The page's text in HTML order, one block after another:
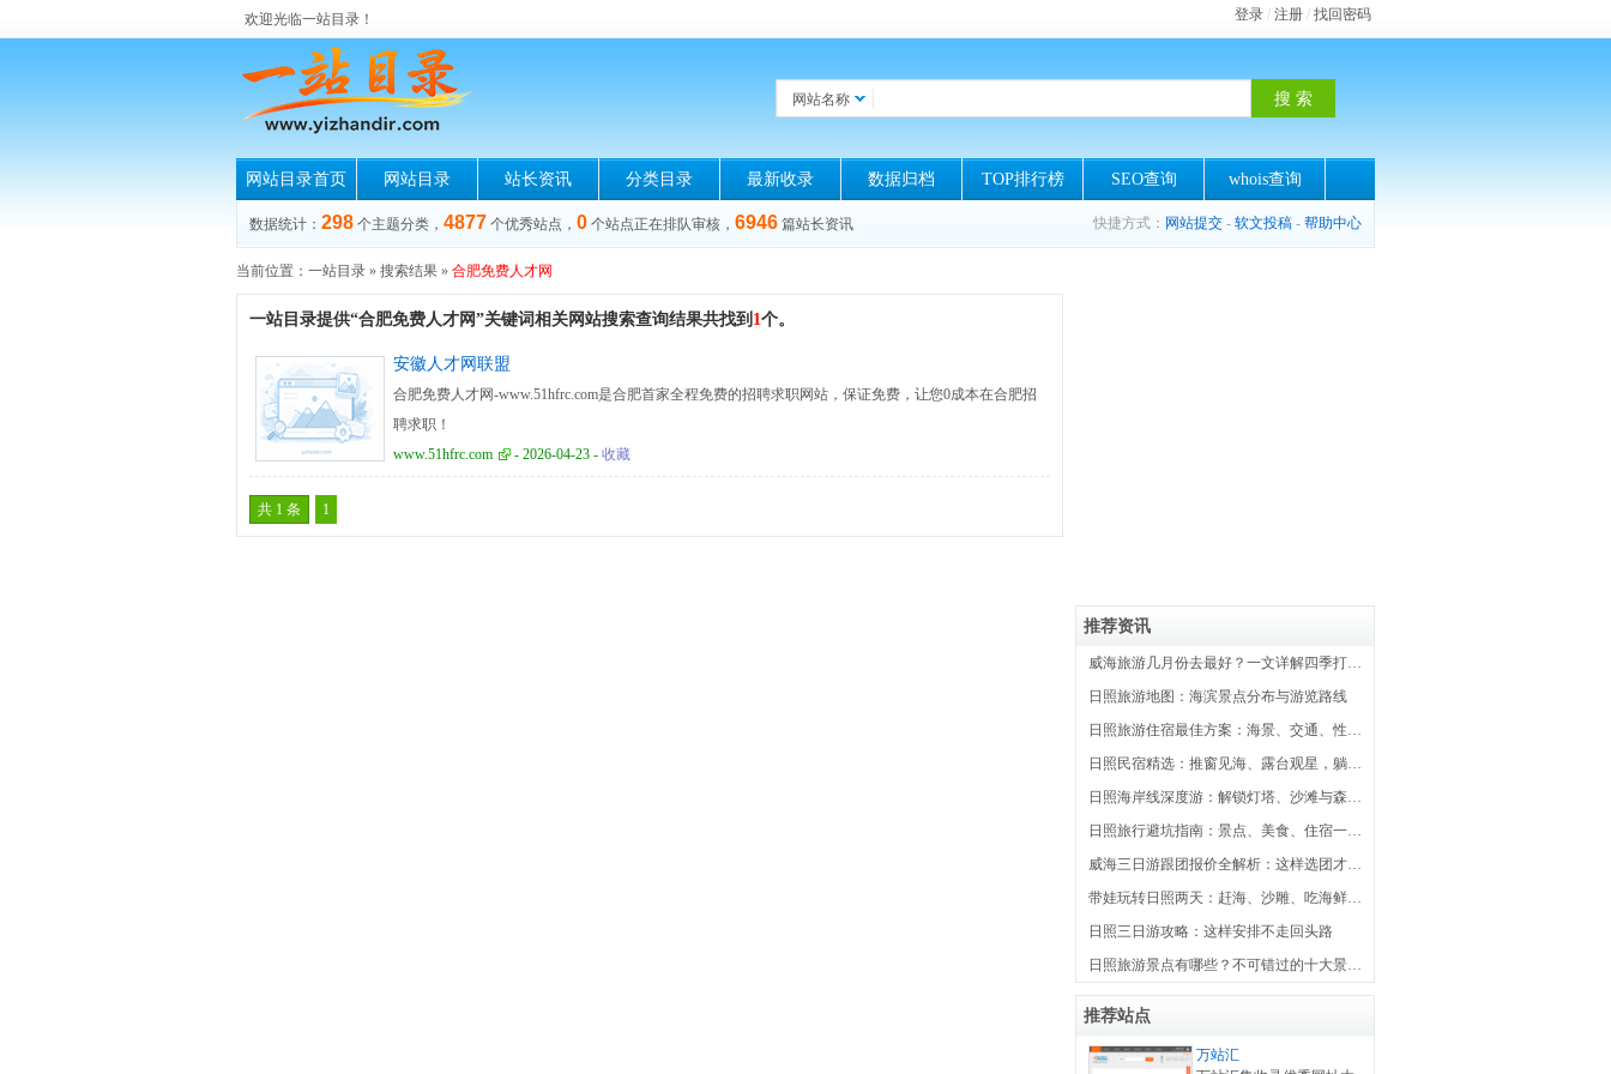
欢迎光临一站目录！ 登录 / 注册 / 找回密码
网站名称
网站目录首页 网站目录 站长资讯 分类目录 最新收录 数据归档 TOP排行榜 SEO查询 whois查询
数据统计： 298 个主题分类， 4877 个优秀站点， 0 个站点正在排队审核， 6946 篇站长资讯 快捷方式： 网站提交 - 软文投稿 - 帮助中心
当前位置： 一站目录 » 搜索结果 » 合肥免费人才网
一站目录提供“合肥免费人才网”关键词相关网站搜索查询结果共找到 1个。
安徽人才网联盟
合肥免费人才网-www.51hfrc.com是合肥首家全程免费的招聘求职网站，保证免费，让您0成本在合肥招
聘求职！
www.51hfrc.com
- 2026-04-23 - 收藏
共 1 条 1
推荐资讯
威海旅游几月份去最好？一文详解四季打卡日历
日照旅游地图：海滨景点分布与游览路线
日照旅游住宿最佳方案：海景、交通、性价比全维度解析
日照民宿精选：推窗见海、露台观星，躺看日出
日照海岸线深度游：解锁灯塔、沙滩与森林的绝美密码
日照旅行避坑指南：景点、美食、住宿一篇讲透
威海三日游跟团报价全解析：这样选团才不花冤枉钱
带娃玩转日照两天：赶海、沙雕、吃海鲜全攻略
日照三日游攻略：这样安排不走回头路
日照旅游景点有哪些？不可错过的十大景点推荐
推荐站点
万站汇